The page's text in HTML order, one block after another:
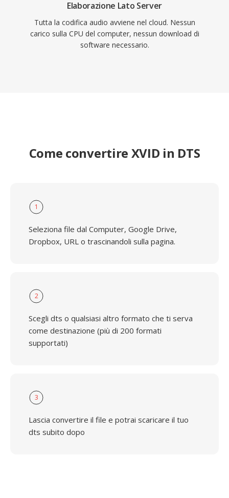
Elaborazione Lato Server
Tutta la codifica audio avviene nel cloud. Nessun
carico sulla CPU del computer, nessun download di
software necessario.
Come convertire XVID in DTS
1
Seleziona file dal Computer, Google Drive,
Dropbox, URL o trascinandoli sulla pagina.
2
Scegli dts o qualsiasi altro formato che ti serva
come destinazione (più di 200 formati
supportati)
3
Lascia convertire il file e potrai scaricare il tuo
dts subito dopo